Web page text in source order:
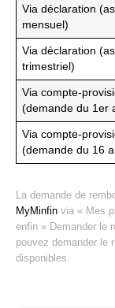
Via déclaration
mensuel)
Via déclaration
trimestriel)
Via compte-
(demande du 1er
Via compte-
(demande du 16
La demande de
MyMinfin via « Mes
enfin « Demander le
pouvez demander le
disponibles.